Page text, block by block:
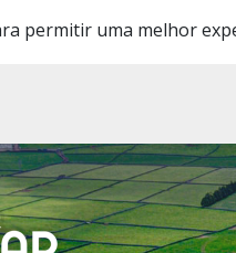
permitir uma melhor